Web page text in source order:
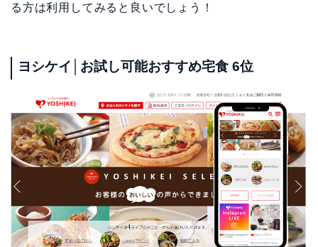
る方は利用してみると良いでしょう！
ヨシケイ│お試し可能おすすめ宅食 6位